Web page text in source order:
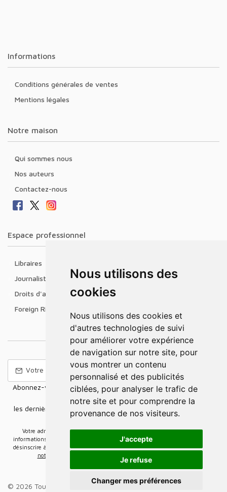
Nous utilisons des
cookies
Nous utilisons des cookies et
d'autres technologies de suivi
pour améliorer votre expérience
de navigation sur notre site, pour
vous montrer un contenu
personnalisé et des publicités
ciblées, pour analyser le trafic de
notre site et pour comprendre la
provenance de nos visiteurs.
J'accepte
Je refuse
Changer mes préférences
Informations
Conditions générales de ventes
Mentions légales
Notre maison
Qui sommes nous
Nos auteurs
Contactez-nous
Espace professionnel
Libraires
Journalistes
Droits d'auteur
Foreign Rights
Abonnez-vous à notre Newsletter pour recevoir nos nouvelles
offres,
les dernières nouvelles, des informations sur les ventes et les
promotions.
Votre adresse e-mail sera uniquement utilisée pour vous envoyer des
informations sur les actualités relatives au groupe Elidia. Vous pouvez vous
désinscrire à tout moment. Pour plus d’informations, cliquez iciRetrouvez ici
notre politique de protection de vos données personnelles
© 2026 Tous droits réservés.Groupe Elidia .